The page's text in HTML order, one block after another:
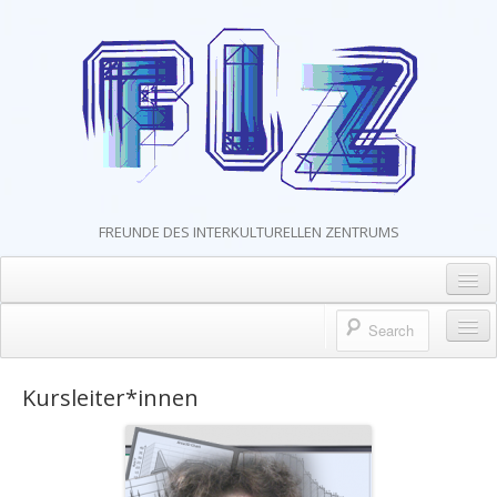
FREUNDE DES INTERKULTURELLEN ZENTRUMS
Kontakt
Impressum & Datenschutz
Mitarbeiter*innen
Kursleiter*innen